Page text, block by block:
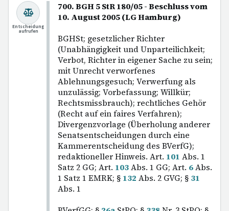
700. BGH 5 StR 180/05 - Beschluss vom
10. August 2005 (LG Hamburg)
BGHSt; gesetzlicher Richter
(Unabhängigkeit und Unparteilichkeit;
Verbot, Richter in eigener Sache zu sein;
mit Unrecht verworfenes
Ablehnungsgesuch; Verwerfung als
unzulässig; Vorbefassung; Willkür;
Rechtsmissbrauch); rechtliches Gehör
(Recht auf ein faires Verfahren);
Divergenzvorlage (Überholung anderer
Senatsentscheidungen durch eine
Kammerentscheidung des BVerfG);
redaktioneller Hinweis. Art. 101 Abs. 1
Satz 2 GG; Art. 103Abs. 1 GG; Art. 6Abs.
1 Satz 1 EMRK; § 132 Abs. 2 GVG; § 31
Abs. 1
Entscheidung
aufrufen